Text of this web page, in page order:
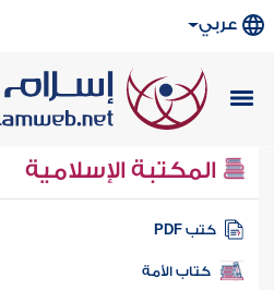
عربي
المكتبة الإسلامية
كتب PDF